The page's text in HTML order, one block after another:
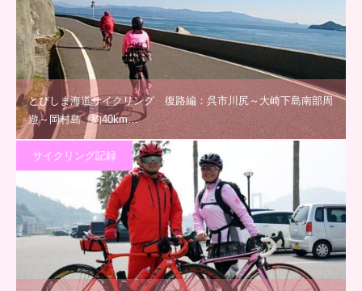
とびしま海道サイクリング 復路編：呉市川尻～大崎下島南部周
遊～岡村島 約40km…
サイクリング記録